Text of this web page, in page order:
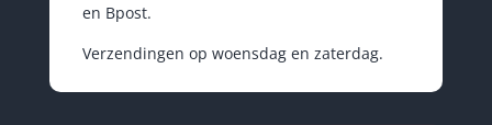
en Bpost.
Verzendingen op woensdag en zaterdag.